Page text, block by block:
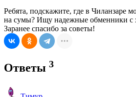
Ребята, подскажите, где в Чиланзаре
на сумы? Ищу надежные обменники с
Заранее спасибо за советы!
Ответы 3